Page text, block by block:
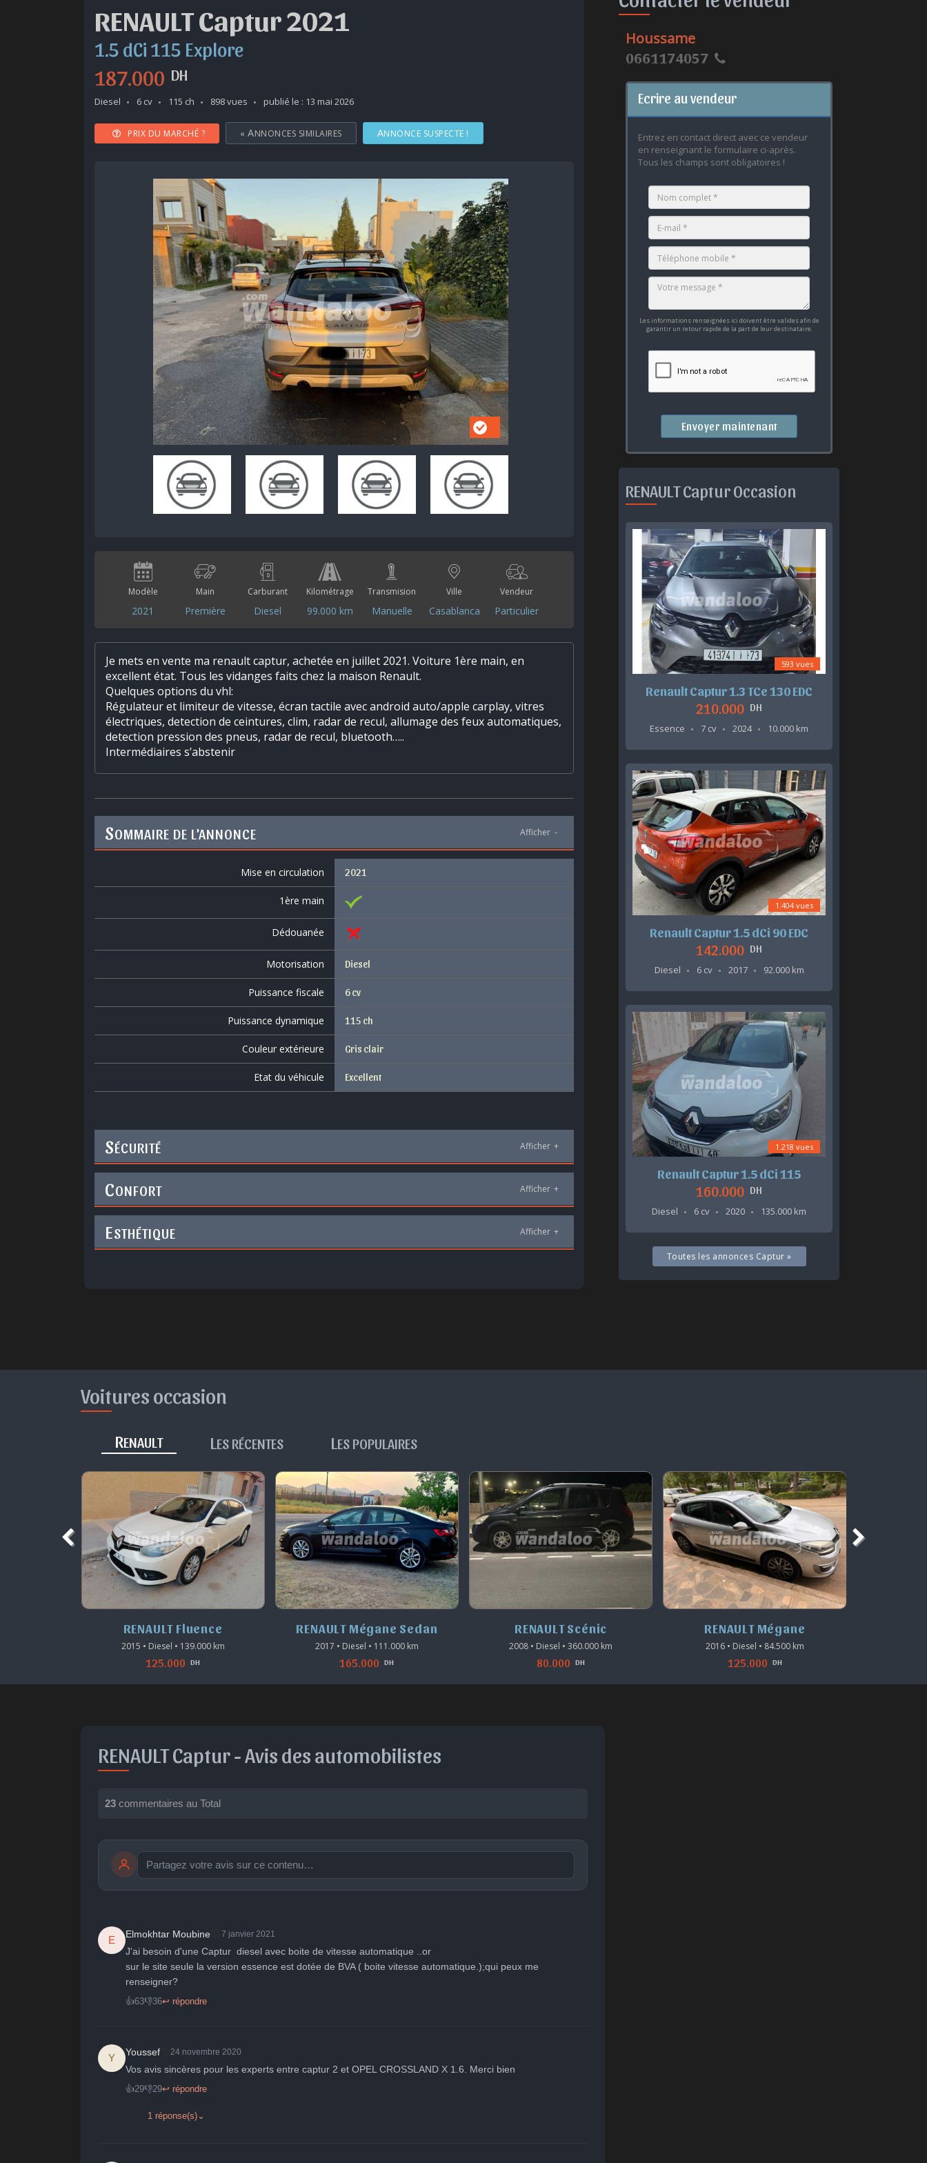
RENAULT Captur 2021
1.5 dCi 115 Explore
187.000 DH
Diesel 6 cv 115 ch 898 vues publié le : 13 mai 2026
PRIX DU MARCHÉ ? « ANNONCES SIMILAIRES ANNONCE SUSPECTE !
Modèle
2021
Main
Première
Carburant
Diesel
Kilométrage
99.000 km
Transmision
Manuelle
Ville
Casablanca
Vendeur
Particulier
Je mets en vente ma renault captur, achetée en juillet 2021. Voiture 1ère main, en
excellent état. Tous les vidanges faits chez la maison Renault.
Quelques options du vhl:
Régulateur et limiteur de vitesse, écran tactile avec android auto/apple carplay, vitres
électriques, detection de ceintures, clim, radar de recul, allumage des feux automatiques,
detection pression des pneus, radar de recul, bluetooth…..
Intermédiaires s’abstenir
SOMMAIRE DE L’ANNONCE Afficher -
Mise en circulation 2021
1ère main
Dédouanée
Motorisation Diesel
Puissance fiscale 6 cv
Puissance dynamique 115 ch
Couleur extérieure Gris clair
Etat du véhicule Excellent
SÉCURITÉ Afficher +
CONFORT Afficher +
ESTHÉTIQUE Afficher +
Houssame
0661174057
Ecrire au vendeur
Entrez en contact direct avec ce vendeur
en renseignant le formulaire ci-après.
Tous les champs sont obligatoires !
Les informations renseignées ici doivent être valides afin de
garantir un retour rapide de la part de leur destinataire.
Envoyer maintenant
RENAULT Captur Occasion
593 vues
Renault Captur 1.3 TCe 130 EDC
210.000 DH
Essence
7 cv 2024 10.000 km
1.404 vues
Renault Captur 1.5 dCi 90 EDC
142.000 DH
Diesel
6 cv 2017 92.000 km
1.218 vues
Renault Captur 1.5 dCi 115
160.000 DH
Diesel
6 cv 2020 135.000 km
Toutes les annonces Captur »
Voitures occasion
RENAULT L ES RÉCENTES L ES POPULAIRES
RENAULT Fluence
2015 • Diesel • 139.000 km
125.000 DH
RENAULT Mégane Sedan
2017 • Diesel • 111.000 km
165.000 DH
RENAULT Scénic
2008 • Diesel • 360.000 km
80.000 DH
RENAULT Mégane
2016 • Diesel • 84.500 km
125.000 DH
RENAULT Captur -Avis des automobilistes
23 commentaires au Total
🤩
Parfait
👏
Bravo
😄
Réjoui Content Indifférent Surpris
publication immédiate Publier
E
Elmokhtar Moubine 7 janvier 2021
J'ai besoin d'une Captur  diesel avec boite de vitesse automatique ..or
sur le site seule la version essence est dotée de BVA ( boite vitesse automatique.);qui peux me
renseigner?
👍63👎36↩ répondre
Y
Youssef 24 novembre 2020
Vos avis sincères pour les experts entre captur 2 et OPEL CROSSLAND X 1.6. Merci bien
👍29👎29↩ répondre
1 réponse(s) ⌄